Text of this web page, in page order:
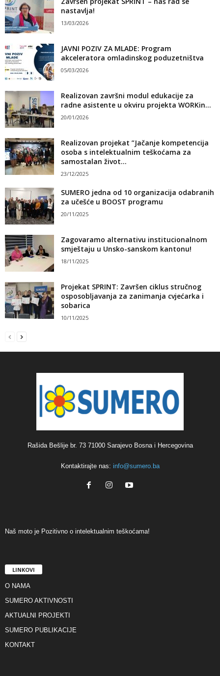
nastavlja!
13/03/2026
JAVNI POZIV ZA MLADE: Program
akceleratora omladinskog poduzetništva
05/03/2026
Realizovan završni modul edukacije za
radne asistente u okviru projekta WORKin...
20/01/2026
Realizovan projekat ”Jačanje kompetencija
osoba s intelektualnim teškoćama za
samostalan život...
23/12/2025
SUMERO jedna od 10 organizacija odabranih
za učešće u BOOST programu
20/11/2025
Zagovaramo alternativu institucionalnom
smještaju u Unsko-sanskom kantonu!
18/11/2025
Projekat SPRINT: Završen ciklus stručnog
osposobljavanja za zanimanja cvjećarka i
sobarica
10/11/2025
Rašida Bešlije br. 73 71000 Sarajevo Bosna i Hercegovina
Kontaktirajte nas: info@sumero.ba
Naš moto je Pozitivno o intelektualnim teškoćama!
LINKOVI
O NAMA
SUMERO AKTIVNOSTI
AKTUALNI PROJEKTI
SUMERO PUBLIKACIJE
KONTAKT